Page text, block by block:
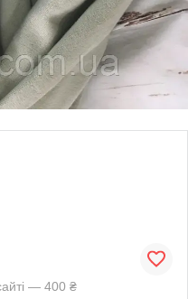
— 400 ₴